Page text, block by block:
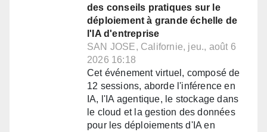
des conseils pratiques sur le
déploiement à grande échelle de
l'IA d'entreprise
SAN JOSE, Californie, jeu., août 6
2026 16:18
Cet événement virtuel, composé de
12 sessions, aborde l'inférence en
IA, l'IA agentique, le stockage dans
le cloud et la gestion des données
pour les déploiements d'IA en